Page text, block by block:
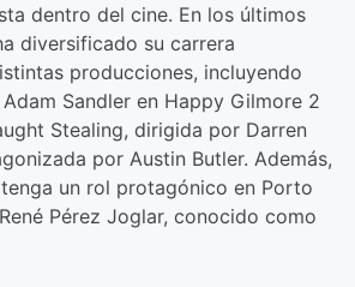
dentro del cine. En los últimos
diversificado su carrera
producciones, incluyendo
Sandler en Happy Gilmore 2
Stealing, dirigida por Darren
por Austin Butler. Además,
un rol protagónico en Porto
Pérez Joglar, conocido como